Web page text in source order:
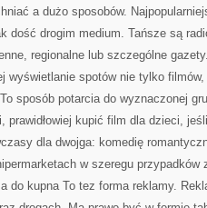
a dużo sposobów.
dość drogim medium. Tańsze są
regionalne lub szczególne
wyświetlanie spotów nie tylko
sposób potarcia do wyznaczonej
prawidłowiej kupić film dla dzieci,
dla dwojga: komedię
w szeregu przypadków
do kupna To tez forma reklamy.